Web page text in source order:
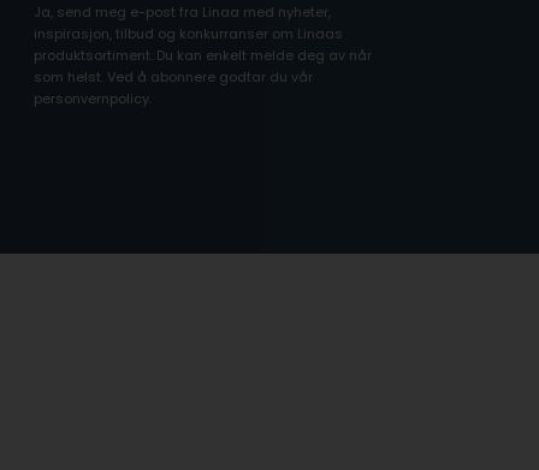
Ja, send meg e-post fra Linaa med nyheter,
inspirasjon, tilbud og konkurranser om Linaas
produktsortiment. Du kan enkelt melde deg av når
som helst. Ved å abonnere godtar du vår
personvernpolicy.